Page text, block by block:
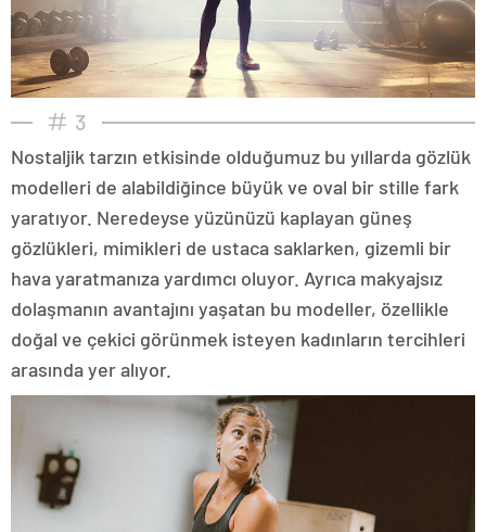
3
Nostaljik tarzın etkisinde olduğumuz bu yıllarda gözlük
modelleri de alabildiğince büyük ve oval bir stille fark
yaratıyor. Neredeyse yüzünüzü kaplayan güneş
gözlükleri, mimikleri de ustaca saklarken, gizemli bir
hava yaratmanıza yardımcı oluyor. Ayrıca makyajsız
dolaşmanın avantajını yaşatan bu modeller, özellikle
doğal ve çekici görünmek isteyen kadınların tercihleri
arasında yer alıyor.